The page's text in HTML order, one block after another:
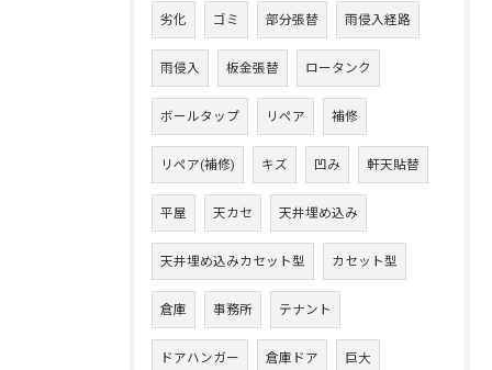
劣化 ゴミ 部分張替 雨侵入経路
雨侵入 板金張替 ロータンク
ボールタップ リペア 補修
リペア(補修) キズ 凹み 軒天貼替
平屋 天カセ 天井埋め込み
天井埋め込みカセット型 カセット型
倉庫 事務所 テナント
ドアハンガー 倉庫ドア 巨大